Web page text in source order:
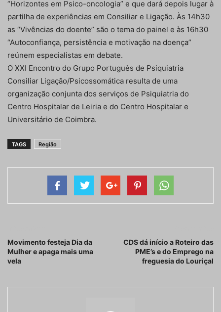
“Horizontes em Psico-oncologia” e que dará depois lugar à
partilha de experiências em Consiliar e Ligação. Às 14h30
as “Vivências do doente” são o tema do painel e às 16h30
“Autoconfiança, persistência e motivação na doença”
reúnem especialistas em debate.
O XXI Encontro do Grupo Português de Psiquiatria
Consiliar Ligação/Psicossomática resulta de uma
organização conjunta dos serviços de Psiquiatria do
Centro Hospitalar de Leiria e do Centro Hospitalar e
Universitário de Coimbra.
TAGS Região
Movimento festeja Dia da
Mulher e apaga mais uma
vela
CDS dá início a Roteiro das
PME’s e do Emprego na
freguesia do Louriçal